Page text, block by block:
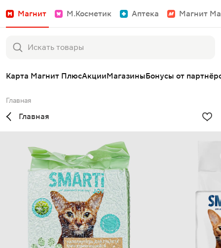
Магнит М.Косметик Аптека Магнит
Карта Магнит ПлюсАкцииМагазиныБонусы от
Главная
Главная